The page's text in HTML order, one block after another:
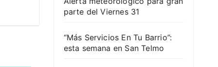
parte del Viernes 31
“Más Servicios En Tu Barrio”:
esta semana en San Telmo